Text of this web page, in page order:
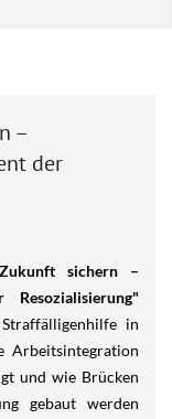
–
der
sichern –
in
Arbeitsintegration
und wie Brücken
gebaut werden